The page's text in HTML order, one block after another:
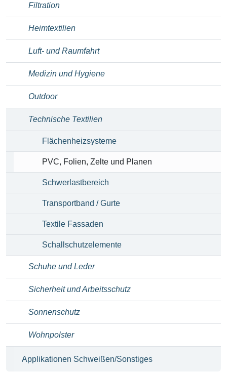
Filtration
Heimtextilien
Luft- und Raumfahrt
Medizin und Hygiene
Outdoor
Technische Textilien
Flächenheizsysteme
PVC, Folien, Zelte und Planen
Schwerlastbereich
Transportband / Gurte
Textile Fassaden
Schallschutzelemente
Schuhe und Leder
Sicherheit und Arbeitsschutz
Sonnenschutz
Wohnpolster
Applikationen Schweißen/Sonstiges